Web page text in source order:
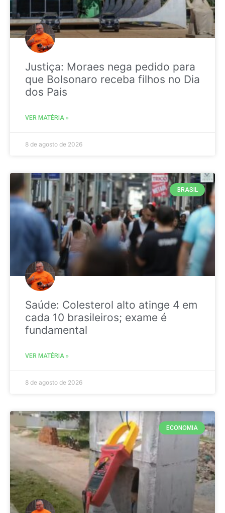
Justiça: Moraes nega pedido para
que Bolsonaro receba filhos no Dia
dos Pais
VER MATÉRIA »
8 de agosto de 2026
BRASIL
Saúde: Colesterol alto atinge 4 em
cada 10 brasileiros; exame é
fundamental
VER MATÉRIA »
8 de agosto de 2026
ECONOMIA